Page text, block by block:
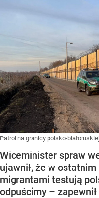
Patrol na granicy polsko-białoruskiej
Wiceminister spraw
ujawnił, że w
migrantami testują
odpuścimy –